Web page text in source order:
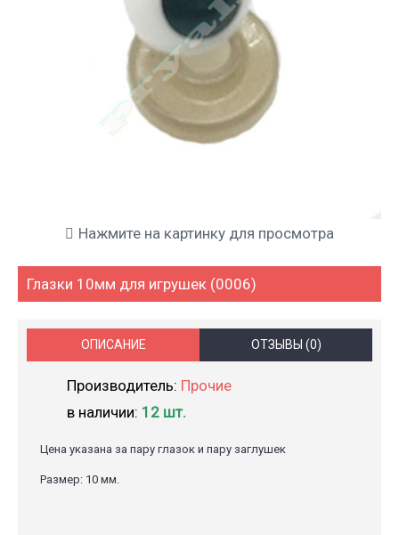
Нажмите на картинку для просмотра
Глазки 10мм для игрушек (0006)
ОПИСАНИЕ ОТЗЫВЫ (0)
Производитель: Прочие
в наличии: 12 шт.
Цена указана за пару глазок и пару заглушек
Размер: 10 мм.